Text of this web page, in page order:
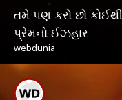
તમે પણ કરો છો
પ્રેમનો ઈઝહાર
webdunia